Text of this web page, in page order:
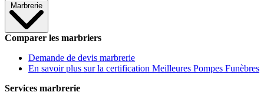
Marbrerie
Comparer les marbriers
Demande de devis marbrerie
En savoir plus sur la certification Meilleures Pompes Funèbres
Services marbrerie